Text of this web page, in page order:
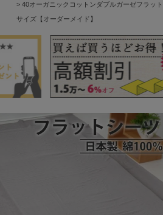
40オーガニックコットンダブルガーゼフラッ
サイズ【オーダーメイド】